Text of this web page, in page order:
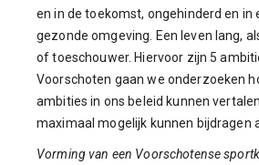
en in de toekomst, ongehinderd en in
gezonde omgeving. Een leven lang,
of toeschouwer. Hiervoor zijn 5
Voorschoten gaan we onderzoeken
ambities in ons beleid kunnen
maximaal mogelijk kunnen bijdragen
Vorming van een Voorschotense